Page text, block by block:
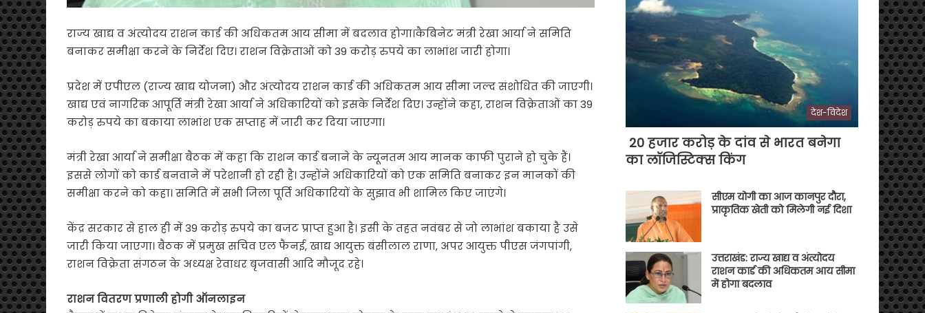
राज्य खाद्य व अंत्योदय राशन कार्ड की अधिकतम आय सीमा में बदलाव होगा।कैबिनेट मंत्री रेखा आर्या ने समिति
बनाकर समीक्षा करने के निर्देश दिए। राशन विक्रेताओं को 39 करोड़ रुपये का लाभांश जारी होगा।
प्रदेश में एपीएल (राज्य खाद्य योजना) और अंत्योदय राशन कार्ड की अधिकतम आय सीमा जल्द संशोधित की जाएगी।
खाद्य एवं नागरिक आपूर्ति मंत्री रेखा आर्या ने अधिकारियों को इसके निर्देश दिए। उन्होंने कहा, राशन विक्रेताओं का 39
करोड़ रुपये का बकाया लाभांश एक सप्ताह में जारी कर दिया जाएगा।
मंत्री रेखा आर्या ने समीक्षा बैठक में कहा कि राशन कार्ड बनाने के न्यूनतम आय मानक काफी पुराने हो चुके हैं।
इससे लोगों को कार्ड बनवाने में परेशानी हो रही है। उन्होंने अधिकारियों को एक समिति बनाकर इन मानकों की
समीक्षा करने को कहा। समिति में सभी जिला पूर्ति अधिकारियों के सुझाव भी शामिल किए जाएंगे।
केंद्र सरकार से हाल ही में 39 करोड़ रुपये का बजट प्राप्त हुआ है। इसी के तहत नवंबर से जो लाभांश बकाया है उसे
जारी किया जाएगा। बैठक में प्रमुख सचिव एल फैनई, खाद्य आयुक्त बंसीलाल राणा, अपर आयुक्त पीएस जंगपांगी,
राशन विक्रेता संगठन के अध्यक्ष रेवाधर बृजवासी आदि मौजूद रहे।
राशन वितरण प्रणाली होगी ऑनलाइन
देश-विदेश
20 हजार करोड़ के दांव से भारत बनेगा
का लॉजिस्टिक्स किंग
सीएम योगी का आज कानपुर दौरा,
प्राकृतिक खेती को मिलेगी नई दिशा
उत्तराखंड: राज्य खाद्य व अंत्योदय
राशन कार्ड की अधिकतम आय सीमा
में होगा बदलाव